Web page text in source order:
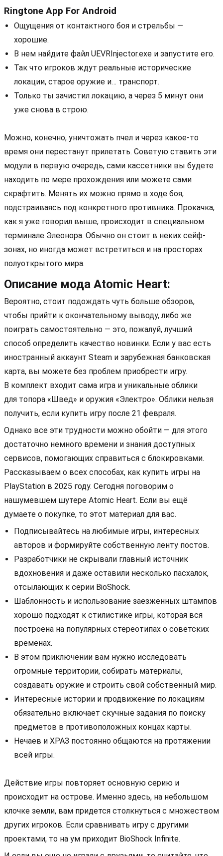
Ringtone App For Android
Ощущения от контактного боя и стрельбы —
хорошие.
В нем найдите файл UEVRInjector.exe и запустите его.
Так что игроков ждут реальные исторические
локации, старое оружие и… транспорт.
Только ты зачистил локацию, а через 5 минут они
уже снова в строю.
Можно, конечно, уничтожать пчел и через какое-то
время они перестанут прилетать. Советую ставить эти
модули в первую очередь, сами кассетники вы будете
находить по мере прохождения или можете сами
скрафтить. Менять их можно прямо в ходе боя,
подстраиваясь под конкретного противника. Прокачка,
как я уже говорил выше, происходит в специальном
терминале Элеонора. Обычно он стоит в неких сейф-
зонах, но иногда может встретиться и на просторах
полуоткрытого мира.
Описание мода Atomic Heart:
Вероятно, стоит подождать чуть больше обзоров,
чтобы прийти к окончательному выводу, либо же
поиграть самостоятельно — это, пожалуй, лучший
способ определить качество новинки. Если у вас есть
иностранный аккаунт Steam и зарубежная банковская
карта, вы можете без проблем приобрести игру.
В комплект входит сама игра и уникальные облики
для топора «Швед» и оружия «Электро». Облики нельзя
получить, если купить игру после 21 февраля.
Однако все эти трудности можно обойти — для этого
достаточно немного времени и знания доступных
сервисов, помогающих справиться с блокировками.
Рассказываем о всех способах, как купить игры на
PlayStation в 2025 году. Сегодня поговорим о
нашумевшем шутере Atomic Heart. Если вы ещё
думаете о покупке, то этот материал для вас.
Подписывайтесь на любимые игры, интересных
авторов и формируйте собственную ленту постов.
Разработчики не скрывали главный источник
вдохновения и даже оставили несколько пасхалок,
отсылающих к серии BioShock.
Шаблонность и использование заезженных штампов
хорошо подходят к стилистике игры, которая вся
построена на популярных стереотипах о советских
временах.
В этом приключении вам нужно исследовать
огромные территории, собирать материалы,
создавать оружие и строить свой собственный мир.
Интересные истории и продвижение по локациям
обязательно включает скучные задания по поиску
предметов в противоположных концах карты.
Нечаев и ХРАЗ постоянно общаются на протяжении
всей игры.
Действие игры повторяет основную серию и
происходит на острове. Именно здесь, на небольшом
клочке земли, вам придется столкнуться с множеством
других игроков. Если сравнивать игру с другими
проектами, то на ум приходит BioShock Infinite.